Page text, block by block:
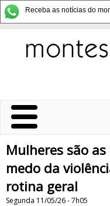
Receba as notícias do
Mulheres são
medo da
rotina geral
Segunda 11/05/26 - 7h05